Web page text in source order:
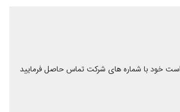
خود با شماره های شرکت تماس حاصل فرمایید